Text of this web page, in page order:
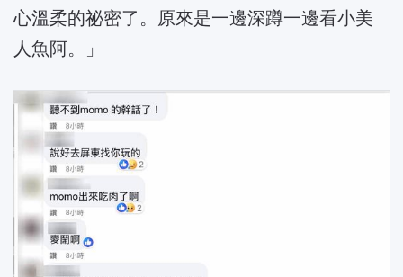
心溫柔的祕密了。原來是一邊深蹲一邊看小美
人魚阿。」